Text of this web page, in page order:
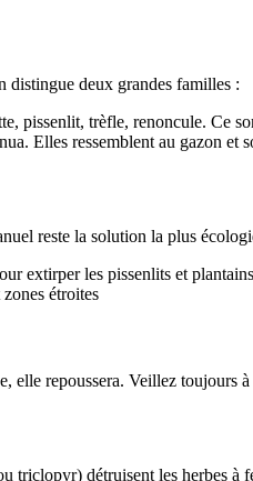
distingue deux grandes familles :
pissenlit, trèfle, renoncule. Ce
Elles ressemblent au gazon et
reste la solution la plus
extirper les pissenlits et
étroites
elle repoussera. Veillez
détruisent les herbes